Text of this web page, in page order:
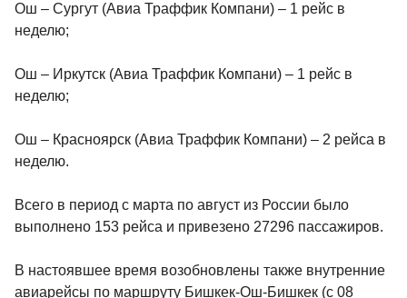
Ош – Сургут (Авиа Траффик Компани) – 1 рейс в
неделю;
Ош – Иркутск (Авиа Траффик Компани) – 1 рейс в
неделю;
Ош – Красноярск (Авиа Траффик Компани) – 2 рейса в
неделю.
Всего в период с марта по август из России было
выполнено 153 рейса и привезено 27296 пассажиров.
В настоявшее время возобновлены также внутренние
авиарейсы по маршруту Бишкек-Ош-Бишкек (с 08